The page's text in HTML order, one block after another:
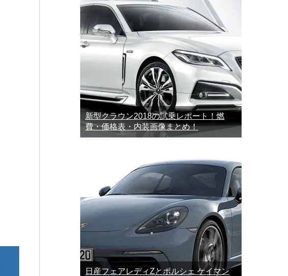
新型クラウン2018の試乗レポート！燃
費・価格表・内装画像まとめ！
日産フェアレディZとポルシェ ケイマン